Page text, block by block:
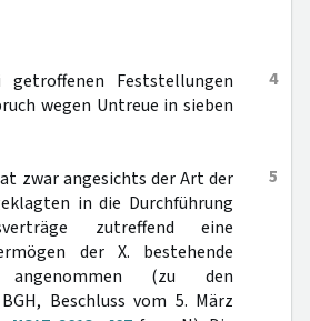
4
getroffenen Feststellungen
wegen Untreue in sieben
5
zwar angesichts der Art der
in die Durchführung
zutreffend eine
der X. bestehende
angenommen (zu den
Beschluss vom 5. März